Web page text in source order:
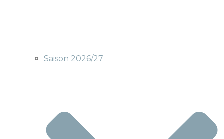
Saison 2026/27